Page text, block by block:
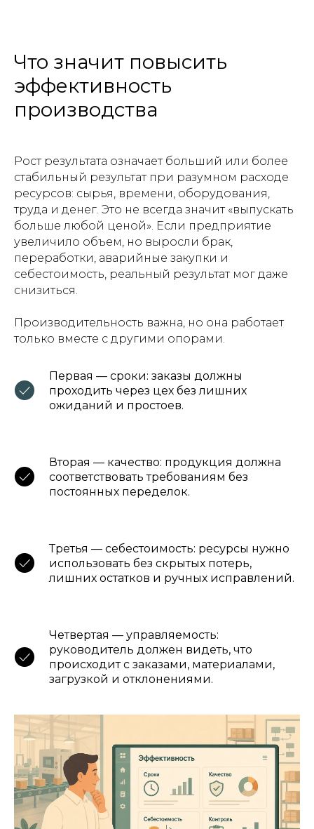
Что значит повысить
эффективность
производства
Рост результата означает больший или более
стабильный результат при разумном расходе
ресурсов: сырья, времени, оборудования,
труда и денег. Это не всегда значит «выпускать
больше любой ценой». Если предприятие
увеличило объем, но выросли брак,
переработки, аварийные закупки и
себестоимость, реальный результат мог даже
снизиться.
Производительность важна, но она работает
только вместе с другими опорами.
Первая — сроки: заказы должны
проходить через цех без лишних
ожиданий и простоев.
Вторая — качество: продукция должна
соответствовать требованиям без
постоянных переделок.
Третья — себестоимость: ресурсы нужно
использовать без скрытых потерь,
лишних остатков и ручных исправлений.
Четвертая — управляемость:
руководитель должен видеть, что
происходит с заказами, материалами,
загрузкой и отклонениями.